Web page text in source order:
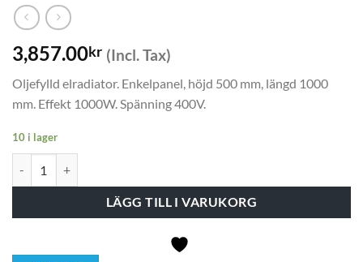
3,857.00kr (Incl. Tax)
Oljefylld elradiator. Enkelpanel, höjd 500 mm, längd 1000
mm. Effekt 1000W. Spänning 400V.
10 i lager
LÄGG TILL I VARUKORG